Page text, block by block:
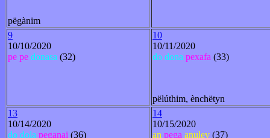
pëgànim
9
10/10/2020
pe pe donasa (32)
10
10/11/2020
do dona pexafa (33)
pëlúthim, ènchëtyn
13
10/14/2020
do dola peganai (36)
14
10/15/2020
an pega anulev (37)